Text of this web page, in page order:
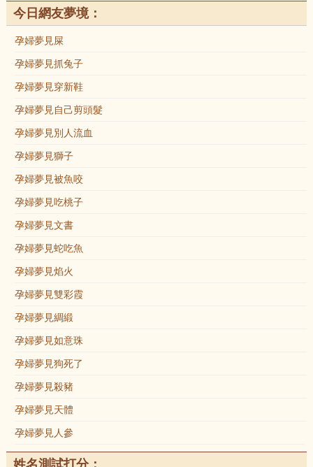
今日網友夢境：
孕婦夢見屎
孕婦夢見抓兔子
孕婦夢見穿新鞋
孕婦夢見自己剪頭髮
孕婦夢見別人流血
孕婦夢見獅子
孕婦夢見被魚咬
孕婦夢見吃桃子
孕婦夢見文書
孕婦夢見蛇吃魚
孕婦夢見焰火
孕婦夢見雙彩霞
孕婦夢見綢緞
孕婦夢見如意珠
孕婦夢見狗死了
孕婦夢見殺豬
孕婦夢見天體
孕婦夢見人參
姓名測試打分：